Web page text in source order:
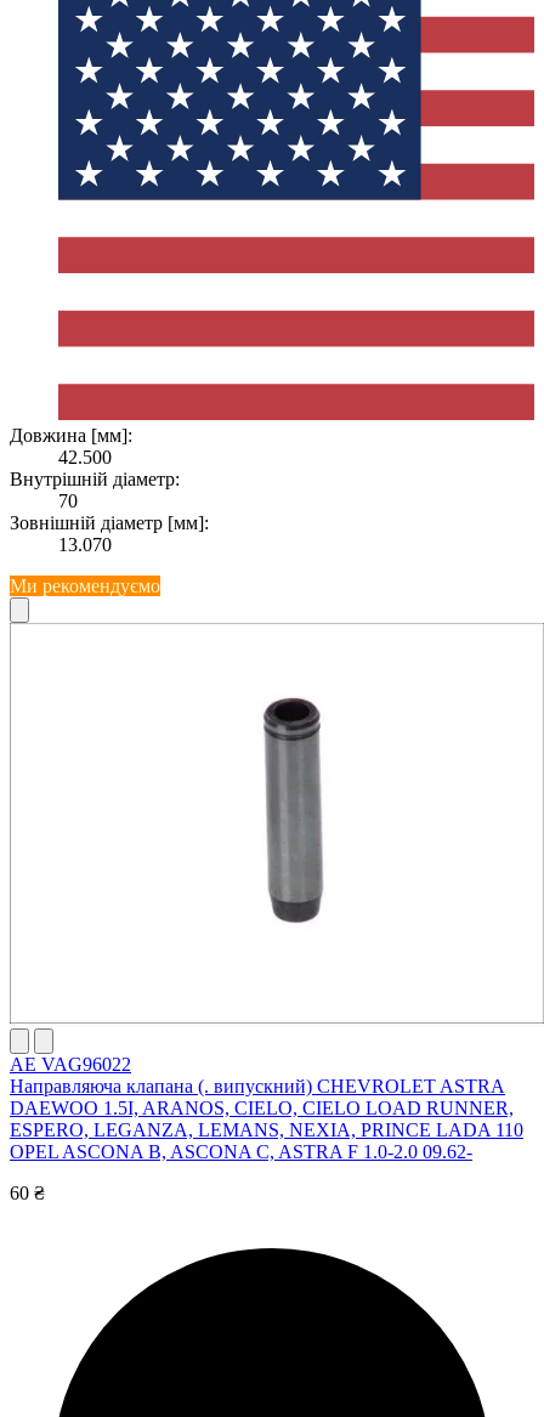
Довжина [мм]:
42.500
Внутрішній діаметр:
70
Зовнішній діаметр [мм]:
13.070
Ми рекомендуємо
AE VAG96022
Направляюча клапана (. випускний) CHEVROLET ASTRA
DAEWOO 1.5I, ARANOS, CIELO, CIELO LOAD RUNNER,
ESPERO, LEGANZA, LEMANS, NEXIA, PRINCE LADA 110
OPEL ASCONA B, ASCONA C, ASTRA F 1.0-2.0 09.62-
60 ₴